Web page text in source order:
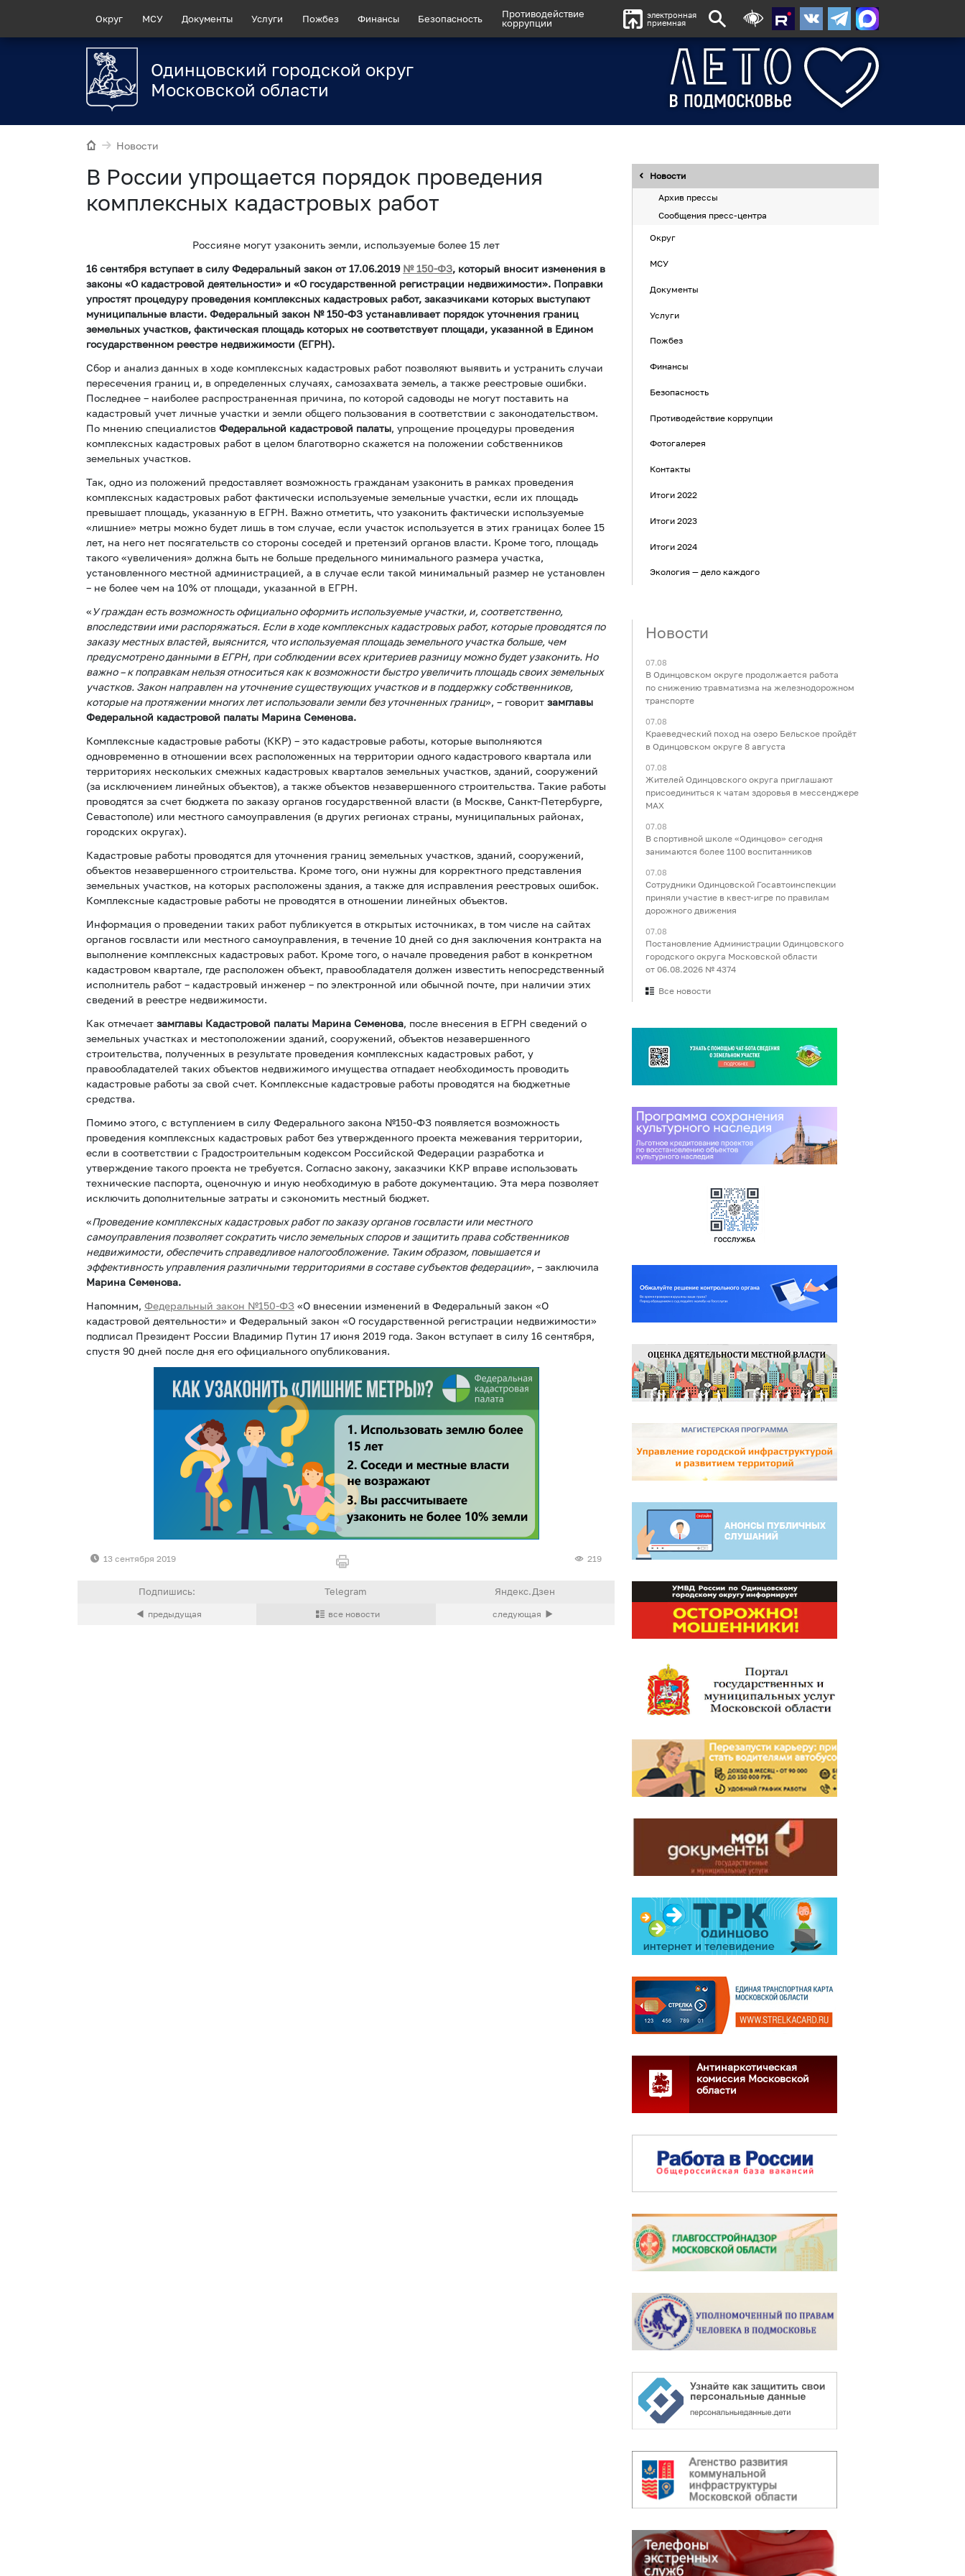
Округ МСУ Документы Услуги Пожбез Финансы Безопасность
Противодействие
коррупции
электронная
приемная
Одинцовский городской округ
Московской области
Новости
В России упрощается порядок проведения
комплексных кадастровых работ
Россияне могут узаконить земли, используемые более 15 лет
16 сентября вступает в силу Федеральный закон от 17.06.2019 № 150-ФЗ, который вносит изменения в
законы «О кадастровой деятельности» и «О государственной регистрации недвижимости». Поправки
упростят процедуру проведения комплексных кадастровых работ, заказчиками которых выступают
муниципальные власти. Федеральный закон № 150-ФЗ устанавливает порядок уточнения границ
земельных участков, фактическая площадь которых не соответствует площади, указанной в Едином
государственном реестре недвижимости (ЕГРН).
Сбор и анализ данных в ходе комплексных кадастровых работ позволяют выявить и устранить случаи
пересечения границ и, в определенных случаях, самозахвата земель, а также реестровые ошибки.
Последнее – наиболее распространенная причина, по которой садоводы не могут поставить на
кадастровый учет личные участки и земли общего пользования в соответствии с законодательством.
По мнению специалистов Федеральной кадастровой палаты, упрощение процедуры проведения
комплексных кадастровых работ в целом благотворно скажется на положении собственников
земельных участков.
Так, одно из положений предоставляет возможность гражданам узаконить в рамках проведения
комплексных кадастровых работ фактически используемые земельные участки, если их площадь
превышает площадь, указанную в ЕГРН. Важно отметить, что узаконить фактически используемые
«лишние» метры можно будет лишь в том случае, если участок используется в этих границах более 15
лет, на него нет посягательств со стороны соседей и претензий органов власти. Кроме того, площадь
такого «увеличения» должна быть не больше предельного минимального размера участка,
установленного местной администрацией, а в случае если такой минимальный размер не установлен
– не более чем на 10% от площади, указанной в ЕГРН.
«У граждан есть возможность официально оформить используемые участки, и, соответственно,
впоследствии ими распоряжаться. Если в ходе комплексных кадастровых работ, которые проводятся по
заказу местных властей, выяснится, что используемая площадь земельного участка больше, чем
предусмотрено данными в ЕГРН, при соблюдении всех критериев разницу можно будет узаконить. Но
важно – к поправкам нельзя относиться как к возможности быстро увеличить площадь своих земельных
участков. Закон направлен на уточнение существующих участков и в поддержку собственников,
которые на протяжении многих лет использовали земли без уточненных границ», – говорит замглавы
Федеральной кадастровой палаты Марина Семенова.
Комплексные кадастровые работы (ККР) – это кадастровые работы, которые выполняются
одновременно в отношении всех расположенных на территории одного кадастрового квартала или
территориях нескольких смежных кадастровых кварталов земельных участков, зданий, сооружений
(за исключением линейных объектов), а также объектов незавершенного строительства. Такие работы
проводятся за счет бюджета по заказу органов государственной власти (в Москве, Санкт-Петербурге,
Севастополе) или местного самоуправления (в других регионах страны, муниципальных районах,
городских округах).
Кадастровые работы проводятся для уточнения границ земельных участков, зданий, сооружений,
объектов незавершенного строительства. Кроме того, они нужны для корректного представления
земельных участков, на которых расположены здания, а также для исправления реестровых ошибок.
Комплексные кадастровые работы не проводятся в отношении линейных объектов.
Информация о проведении таких работ публикуется в открытых источниках, в том числе на сайтах
органов госвласти или местного самоуправления, в течение 10 дней со дня заключения контракта на
выполнение комплексных кадастровых работ. Кроме того, о начале проведения работ в конкретном
кадастровом квартале, где расположен объект, правообладателя должен известить непосредственный
исполнитель работ – кадастровый инженер – по электронной или обычной почте, при наличии этих
сведений в реестре недвижимости.
Как отмечает замглавы Кадастровой палаты Марина Семенова, после внесения в ЕГРН сведений о
земельных участках и местоположении зданий, сооружений, объектов незавершенного
строительства, полученных в результате проведения комплексных кадастровых работ, у
правообладателей таких объектов недвижимого имущества отпадает необходимость проводить
кадастровые работы за свой счет. Комплексные кадастровые работы проводятся на бюджетные
средства.
Помимо этого, с вступлением в силу Федерального закона №150-ФЗ появляется возможность
проведения комплексных кадастровых работ без утвержденного проекта межевания территории,
если в соответствии с Градостроительным кодексом Российской Федерации разработка и
утверждение такого проекта не требуется. Согласно закону, заказчики ККР вправе использовать
технические паспорта, оценочную и иную необходимую в работе документацию. Эта мера позволяет
исключить дополнительные затраты и сэкономить местный бюджет.
«Проведение комплексных кадастровых работ по заказу органов госвласти или местного
самоуправления позволяет сократить число земельных споров и защитить права собственников
недвижимости, обеспечить справедливое налогообложение. Таким образом, повышается и
эффективность управления различными территориями в составе субъектов федерации», – заключила
Марина Семенова.
Напомним, Федеральный закон №150-ФЗ «О внесении изменений в Федеральный закон «О
кадастровой деятельности» и Федеральный закон «О государственной регистрации недвижимости»
подписал Президент России Владимир Путин 17 июня 2019 года. Закон вступает в силу 16 сентября,
спустя 90 дней после дня его официального опубликования.
13 сентября 2019 219
Новости
Архив прессы
Сообщения пресс-центра
Округ
МСУ
Документы
Услуги
Пожбез
Финансы
Безопасность
Противодействие коррупции
Фотогалерея
Контакты
Итоги 2022
Итоги 2023
Итоги 2024
Экология — дело каждого
Новости
07.08
В Одинцовском округе продолжается работа
по снижению травматизма на железнодорожном
транспорте
07.08
Краеведческий поход на озеро Бельское пройдёт
в Одинцовском округе 8 августа
07.08
Жителей Одинцовского округа приглашают
присоединиться к чатам здоровья в мессенджере
МАХ
07.08
В спортивной школе «Одинцово» сегодня
занимаются более 1100 воспитанников
07.08
Сотрудники Одинцовской Госавтоинспекции
приняли участие в квест-игре по правилам
дорожного движения
07.08
Постановление Администрации Одинцовского
городского округа Московской области
от 06.08.2026 № 4374
Все новости
Антинаркотическая
комиссия Московской
области